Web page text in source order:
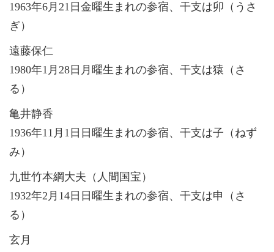
1963年6月21日金曜生まれの参宿、干支は卯（うさ
ぎ）
遠藤保仁
1980年1月28日月曜生まれの参宿、干支は猿（さ
る）
亀井静香
1936年11月1日日曜生まれの参宿、干支は子（ねず
み）
九世竹本綱大夫（人間国宝）
1932年2月14日日曜生まれの参宿、干支は申（さ
る）
玄月